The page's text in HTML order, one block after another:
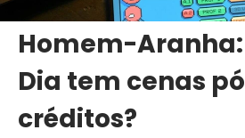
Homem-
Dia tem cenas
créditos?